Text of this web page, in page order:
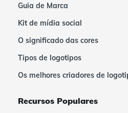
Guia de Marca
Kit de mídia social
O significado das cores
Tipos de logotipos
Os melhores criadores de
Recursos Populares